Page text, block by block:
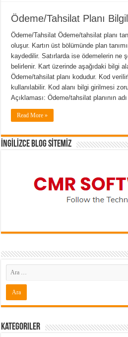
Ödeme/Tahsilat Planı
Ödeme/Tahsilat Ödeme/tahsilat planı
oluşur. Kartın üst bölümünde plan
kaydedilir. Satırlarda ise ödemelerin ne
belirlenir. Kart üzerinde aşağıdaki bilgi
Ödeme/tahsilat planı kodudur. Kod
kullanılabilir. Kod alanı bilgi girilmesi
Açıklaması: Ödeme/tahsilat planının
Read More »
İNGİLİZCE BLOG SİTEMİZ
Kategoriler